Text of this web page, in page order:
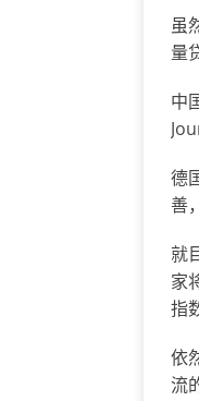
虽
量
中
德
善
就
家
指
依
流